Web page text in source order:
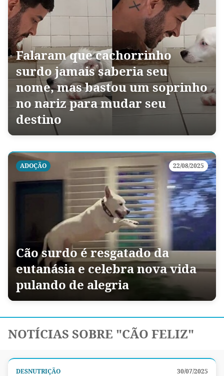
Falaram que cachorrinho
surdo jamais saberia seu
nome, mas bastou um soprinho
no nariz para mudar seu
destino
ADOÇÃO 22/08/2025
Cão surdo é resgatado da
eutanásia e celebra nova vida
pulando de alegria
NOTÍCIAS SOBRE "CÃO FELIZ"
DESNUTRIÇÃO 30/07/2025